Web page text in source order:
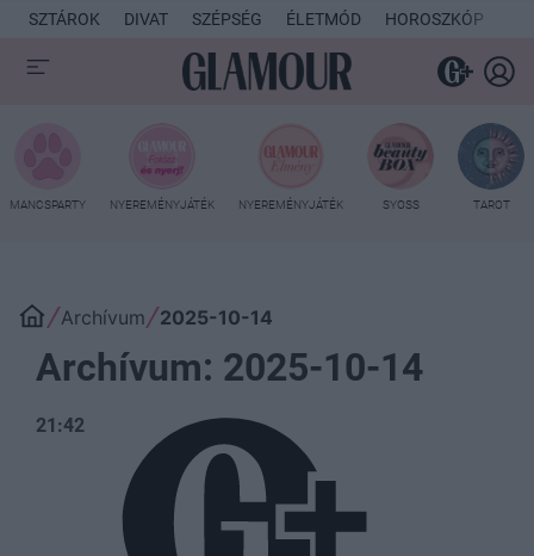
SZTÁROK DIVAT SZÉPSÉG ÉLETMÓD HOROSZKÓP
MANCSPARTY NYEREMÉNYJÁTÉK NYEREMÉNYJÁTÉK SYOSS TAROT
Archívum 2025-10-14
Archívum: 2025-10-14
21:42